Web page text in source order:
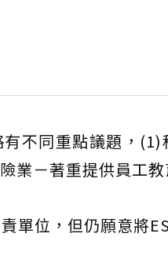
不同重點議題，
業－著重提供員工教
單位，但仍願意將